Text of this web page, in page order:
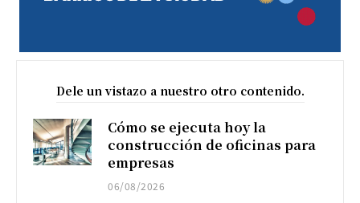
Dele un vistazo a nuestro otro contenido.
Cómo se ejecuta hoy la
construcción de oficinas para
empresas
06/08/2026